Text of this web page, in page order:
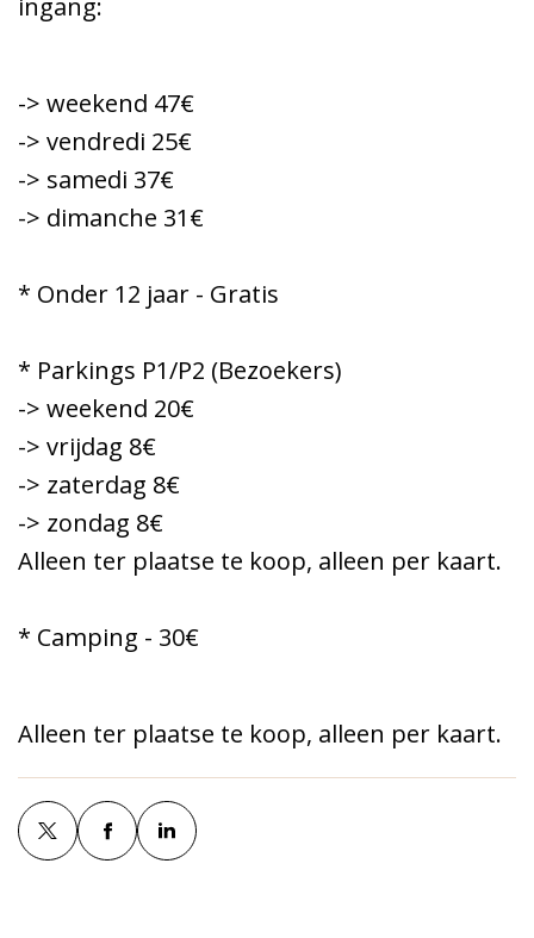
ingang:
-> weekend 47€
-> vendredi 25€
-> samedi 37€
-> dimanche 31€
* Onder 12 jaar - Gratis
* Parkings P1/P2 (Bezoekers)
-> weekend 20€
-> vrijdag 8€
-> zaterdag 8€
-> zondag 8€
Alleen ter plaatse te koop, alleen per kaart.
* Camping - 30€
Alleen ter plaatse te koop, alleen per kaart.